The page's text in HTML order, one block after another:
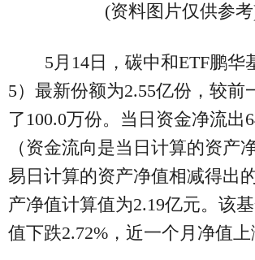
(资料图片仅供参
5月14日，碳中和ETF鹏华
5）最新份额为2.55亿份，较前
了100.0万份。当日资金净流出
（资金流向是当日计算的资产
易日计算的资产净值相减得出
产净值计算值为2.19亿元。该
值下跌2.72%，近一个月净值上